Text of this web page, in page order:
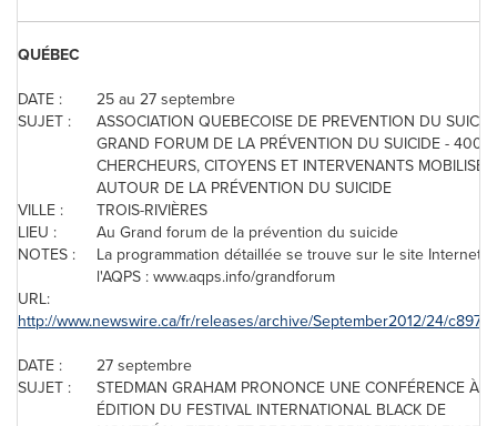
QUÉBEC
DATE :
25 au 27 septembre
SUJET :
ASSOCIATION QUEBECOISE DE PREVENTION DU
GRAND FORUM DE LA PRÉVENTION DU SUICIDE - 400
CHERCHEURS, CITOYENS ET INTERVENANTS MOBILISÉS
AUTOUR DE LA PRÉVENTION DU SUICIDE
VILLE :
TROIS-RIVIÈRES
LIEU :
Au Grand forum de la prévention du suicide
NOTES :
La programmation détaillée se trouve sur le site Internet
l'AQPS : www.aqps.info/grandforum
URL:
http://www.newswire.ca/fr/releases/archive/September2012/24/
DATE :
27 septembre
SUJET :
STEDMAN GRAHAM PRONONCE UNE CONFÉRENCE À
ÉDITION DU FESTIVAL INTERNATIONAL BLACK DE